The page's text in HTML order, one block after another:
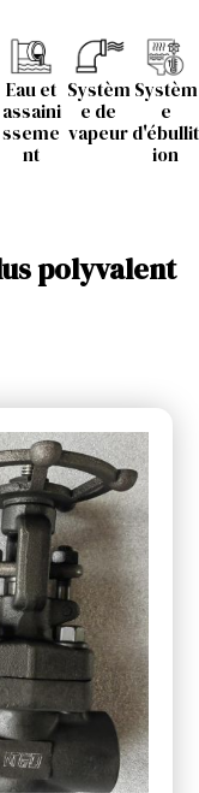
Eau et
assaini
sseme
nt
Systèm
e de
vapeur
Systèm
e
d'ébullit
ion
polyvalent